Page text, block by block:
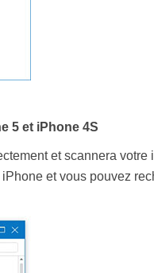
5 et iPhone 4S
et scannera votre
et vous pouvez